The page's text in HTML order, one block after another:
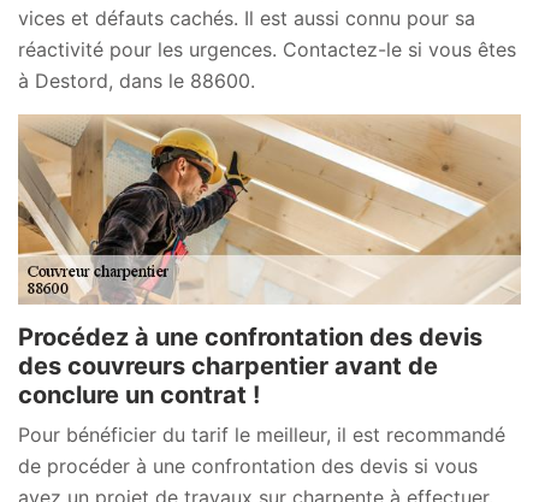
vices et défauts cachés. Il est aussi connu pour sa
réactivité pour les urgences. Contactez-le si vous êtes
à Destord, dans le 88600.
Procédez à une confrontation des devis
des couvreurs charpentier avant de
conclure un contrat !
Pour bénéficier du tarif le meilleur, il est recommandé
de procéder à une confrontation des devis si vous